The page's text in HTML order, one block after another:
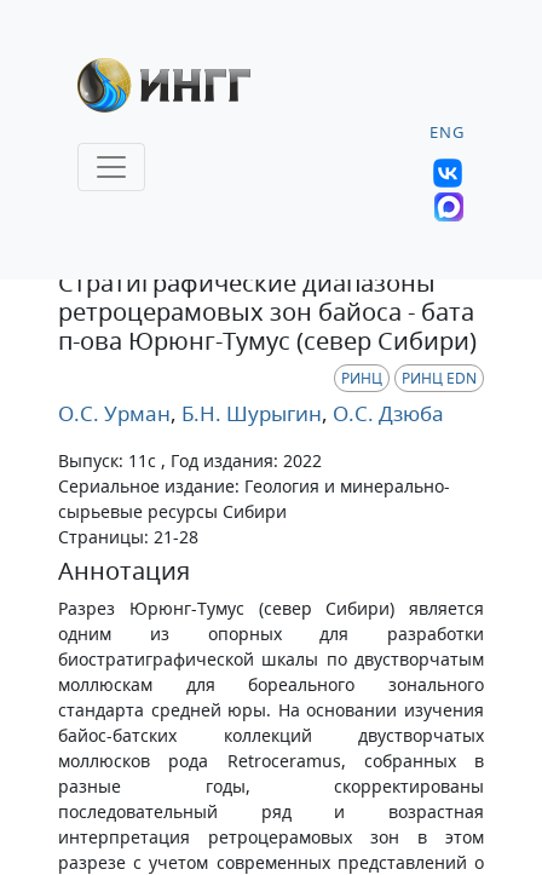
ENG
Стратиграфические диапазоны
ретроцерамовых зон байоса - бата
п-ова Юрюнг-Тумус (север Сибири)
РИНЦ РИНЦ EDN
О.С. Урман, Б.Н. Шурыгин, О.С. Дзюба
Выпуск: 11c , Год издания: 2022
Сериальное издание: Геология и минерально-
сырьевые ресурсы Сибири
Страницы: 21-28
Аннотация
Разрез Юрюнг-Тумус (север Сибири) является
одним из опорных для разработки
биостратиграфической шкалы по двустворчатым
моллюскам для бореального зонального
стандарта средней юры. На основании изучения
байос-батских коллекций двустворчатых
моллюсков рода Retroceramus, собранных в
разные годы, скорректированы
последовательный ряд и возрастная
интерпретация ретроцерамовых зон в этом
разрезе с учетом современных представлений о